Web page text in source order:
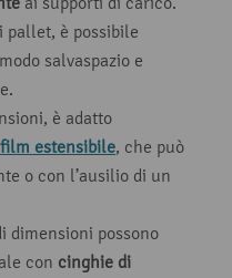
pallet, è possibile
salvaspazio e
è adatto
estensibile, che può
o con l’ausilio di un
dimensioni possono
con cinghie di